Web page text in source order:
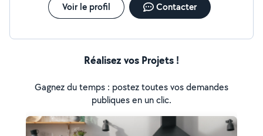
Voir le profil Contacter
Réalisez vos Projets !
Gagnez du temps : postez toutes vos demandes
publiques en un clic.